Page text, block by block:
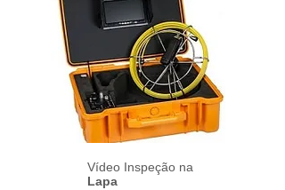
Vídeo Inspeção na
Lapa